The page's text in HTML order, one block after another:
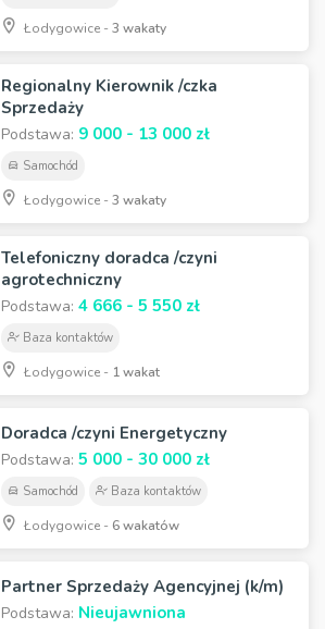
Łodygowice -3 wakaty
Regionalny Kierownik /czka
Sprzedaży
Podstawa: 9 000 - 13 000 zł
Samochód
Łodygowice -3 wakaty
Telefoniczny doradca /czyni
agrotechniczny
Podstawa: 4 666 - 5 550 zł
Baza kontaktów
Łodygowice - 1 wakat
Doradca /czyni Energetyczny
Podstawa: 5 000 - 30 000 zł
Samochód Baza kontaktów
Łodygowice - 6 wakatów
Partner Sprzedaży Agencyjnej (k/m)
Podstawa: Nieujawniona